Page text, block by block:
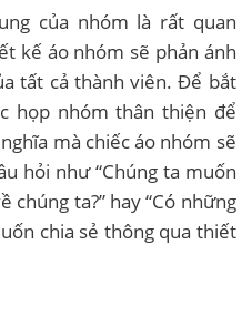
của nhóm là rất quan
kế áo nhóm sẽ phản ánh
tất cả thành viên. Để bắt
họp nhóm thân thiện để
mà chiếc áo nhóm sẽ
hỏi như “Chúng ta muốn
ta?” hay “Có những
chia sẻ thông qua thiết